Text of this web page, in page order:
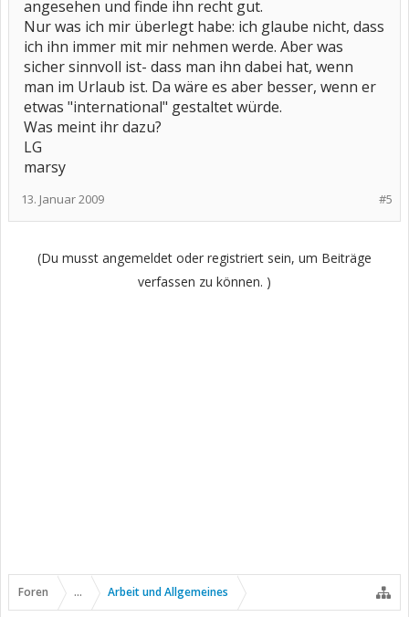
angesehen und finde ihn recht gut.
Nur was ich mir überlegt habe: ich glaube nicht, dass
ich ihn immer mit mir nehmen werde. Aber was
sicher sinnvoll ist- dass man ihn dabei hat, wenn
man im Urlaub ist. Da wäre es aber besser, wenn er
etwas "international" gestaltet würde.
Was meint ihr dazu?
LG
marsy
#5
13. Januar 2009
(Du musst angemeldet oder registriert sein, um Beiträge
verfassen zu können. )
Foren ... Arbeit und Allgemeines